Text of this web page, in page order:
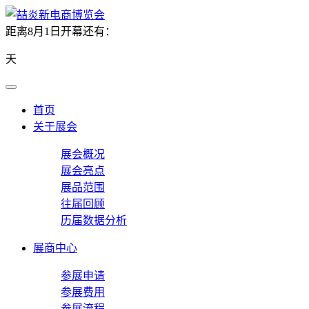
距离8月1日开幕还有：
天
首页
关于展会
展会概况
展会亮点
展品范围
往届回顾
历届数据分析
展商中心
参展申请
参展费用